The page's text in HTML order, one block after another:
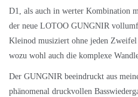
D1, als auch in werter Kombination
der neue LOTOO GUNGNIR
Kleinod musiziert ohne jeden
wozu wohl auch die komplexe
Der GUNGNIR beeindruckt aus
phänomenal druckvollen